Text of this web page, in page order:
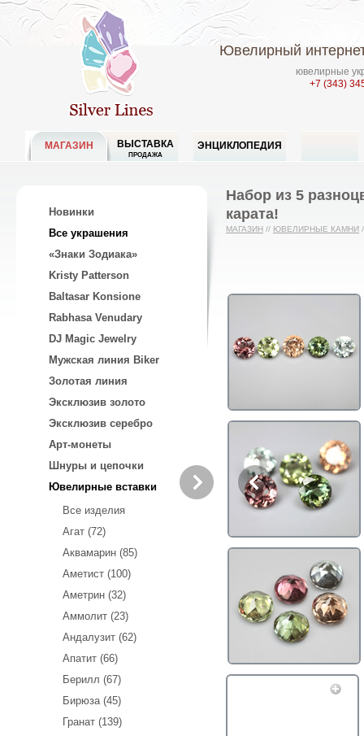
Ювелирный
ювелирные
+7 (343)
МАГАЗИН ВЫСТАВКА
ПРОДАЖА
ЭНЦИКЛОПЕДИЯ
Новинки
Все украшения
«Знаки Зодиака»
Kristy Patterson
Baltasar Konsione
Rabhasa Venudary
DJ Magic Jewelry
Мужская линия Biker
Золотая линия
Эксклюзив золото
Эксклюзив серебро
Арт-монеты
Шнуры и цепочки
Ювелирные вставки
Все изделия
Агат (72)
Аквамарин (85)
Аметист (100)
Аметрин (32)
Аммолит (23)
Андалузит (62)
Апатит (66)
Берилл (67)
Бирюза (45)
Гранат (139)
Набор из 5
карата!
МАГАЗИН // ЮВЕЛИРНЫЕ КАМНИ